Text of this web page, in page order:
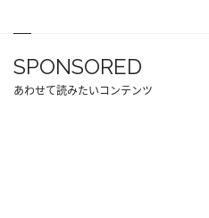
SPONSORED
あわせて読みたいコンテンツ